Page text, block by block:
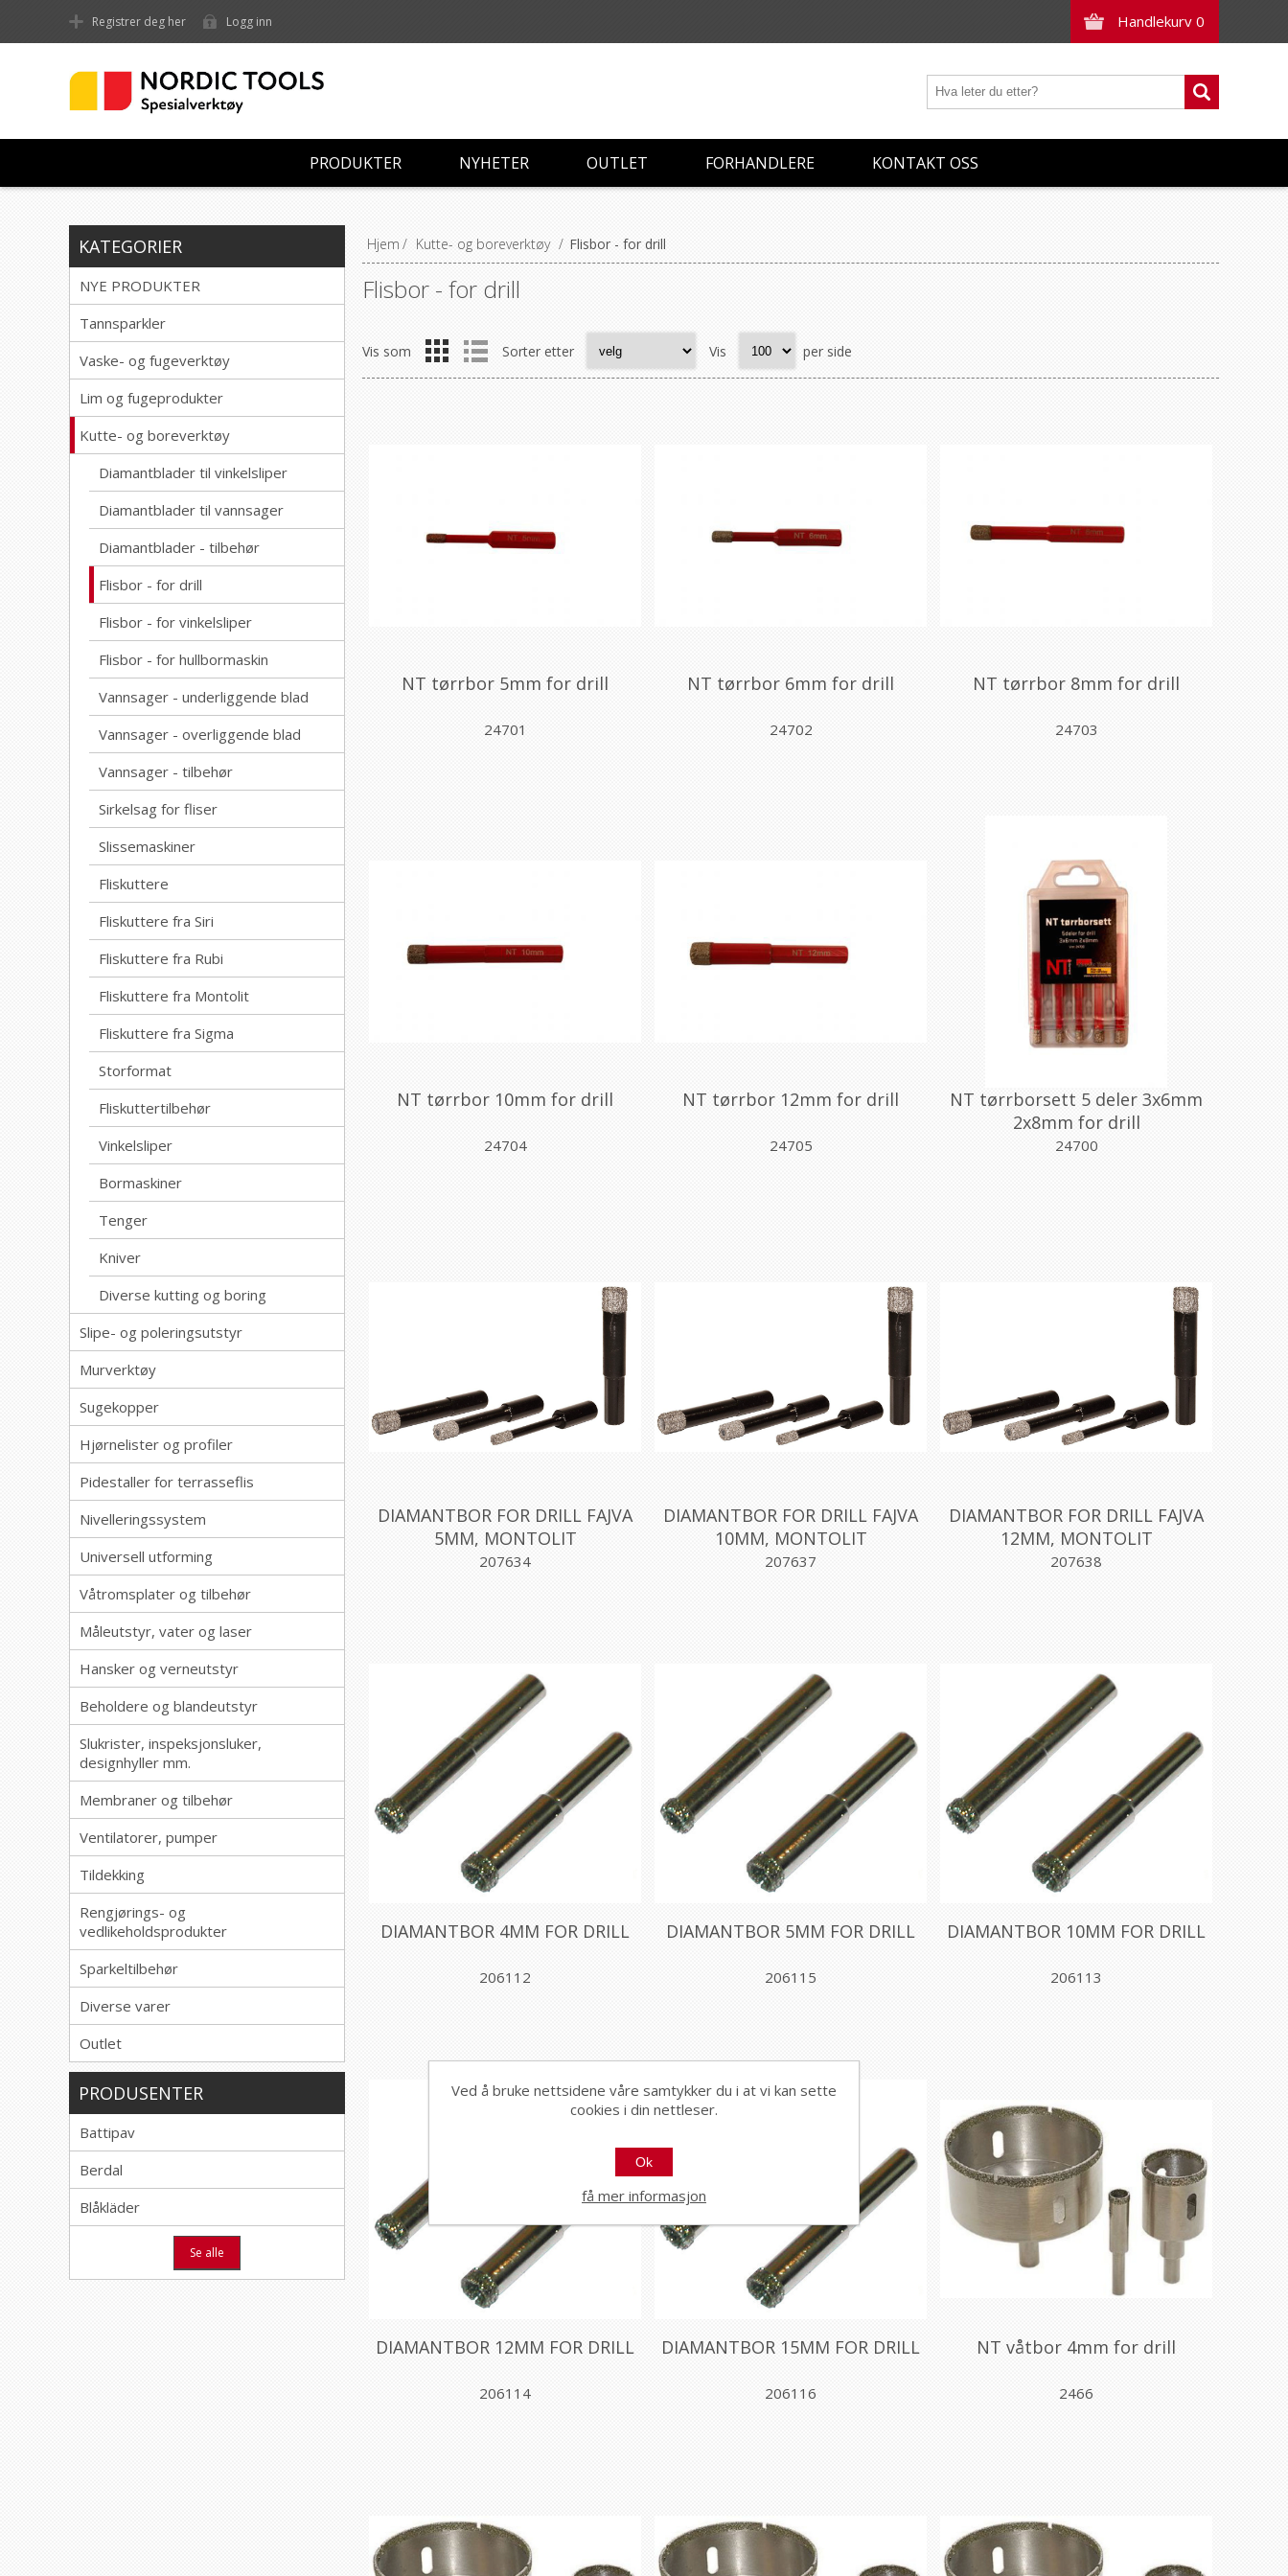
Handlekurv 0
Registrer deg her Logg inn
PRODUKTER NYHETER OUTLET FORHANDLERE KONTAKT OSS
Hjem / Kutte- og boreverktøy / Flisbor - for drill
Flisbor - for drill
Vis som Sorter etter Vis per side
NT tørrbor 5mm for drill
24701
NT tørrbor 6mm for drill
24702
NT tørrbor 8mm for drill
24703
NT tørrbor 10mm for drill
24704
NT tørrbor 12mm for drill
24705
NT tørrborsett 5 deler 3x6mm
2x8mm for drill
24700
DIAMANTBOR FOR DRILL FAJVA
5MM, MONTOLIT
207634
DIAMANTBOR FOR DRILL FAJVA
10MM, MONTOLIT
207637
DIAMANTBOR FOR DRILL FAJVA
12MM, MONTOLIT
207638
DIAMANTBOR 4MM FOR DRILL
206112
DIAMANTBOR 5MM FOR DRILL
206115
DIAMANTBOR 10MM FOR DRILL
206113
DIAMANTBOR 12MM FOR DRILL
206114
DIAMANTBOR 15MM FOR DRILL
206116
NT våtbor 4mm for drill
2466
KATEGORIER
NYE PRODUKTER
Tannsparkler
Vaske- og fugeverktøy
Lim og fugeprodukter
Kutte- og boreverktøy
Diamantblader til vinkelsliper
Diamantblader til vannsager
Diamantblader - tilbehør
Flisbor - for drill
Flisbor - for vinkelsliper
Flisbor - for hullbormaskin
Vannsager - underliggende blad
Vannsager - overliggende blad
Vannsager - tilbehør
Sirkelsag for fliser
Slissemaskiner
Fliskuttere
Fliskuttere fra Siri
Fliskuttere fra Rubi
Fliskuttere fra Montolit
Fliskuttere fra Sigma
Storformat
Fliskuttertilbehør
Vinkelsliper
Bormaskiner
Tenger
Kniver
Diverse kutting og boring
Slipe- og poleringsutstyr
Murverktøy
Sugekopper
Hjørnelister og profiler
Pidestaller for terrasseflis
Nivelleringssystem
Universell utforming
Våtromsplater og tilbehør
Måleutstyr, vater og laser
Hansker og verneutstyr
Beholdere og blandeutstyr
Slukrister, inspeksjonsluker,
designhyller mm.
Membraner og tilbehør
Ventilatorer, pumper
Tildekking
Rengjørings- og
vedlikeholdsprodukter
Sparkeltilbehør
Diverse varer
Outlet
PRODUSENTER
Battipav
Berdal
Blåkläder
Se alle
Ved å bruke nettsidene våre samtykker du i at vi kan sette
cookies i din nettleser.
Ok
få mer informasjon